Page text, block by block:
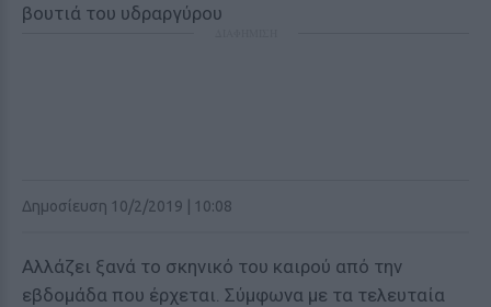
Δημοσίευση 10/2/2019 | 10:08
Αλλάζει ξανά το σκηνικό του καιρού από την
εβδομάδα που έρχεται. Σύμφωνα με τα τελευταία